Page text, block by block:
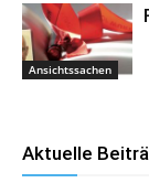
Ansichtssachen
Aktuelle